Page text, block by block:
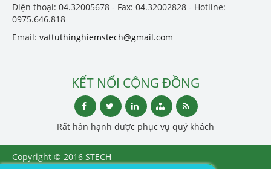
Điện thoại: 04.32005678 - Fax: 04.32002828 - Hotline:
0975.646.818
Email: vattuthinghiemstech@gmail.com
KẾT NỐI CỘNG ĐỒNG
Rất hân hạnh được phục vụ quý khách
Copyright © 2016 STECH